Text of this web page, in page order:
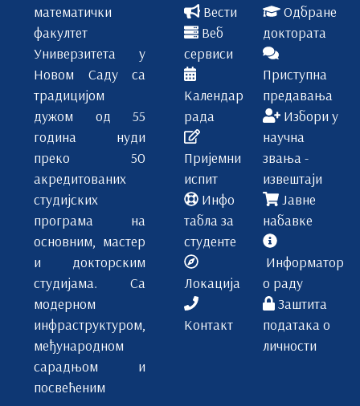
математички
факултет
Универзитета у
Новом Саду са
традицијом
дужом од 55
година нуди
преко 50
акредитованих
студијских
програма на
основним, мастер
и докторским
студијама. Са
модерном
инфраструктуром,
међународном
сарадњом и
посвећеним
Вести
Веб
сервиси
Календар
рада
Пријемни
испит
Инфо
табла за
студенте
Локација
Контакт
Одбране
доктората
Приступна
предавања
Избори у
научна
звања -
извештаји
Јавне
набавке
Информатор
о раду
Заштита
података о
личности